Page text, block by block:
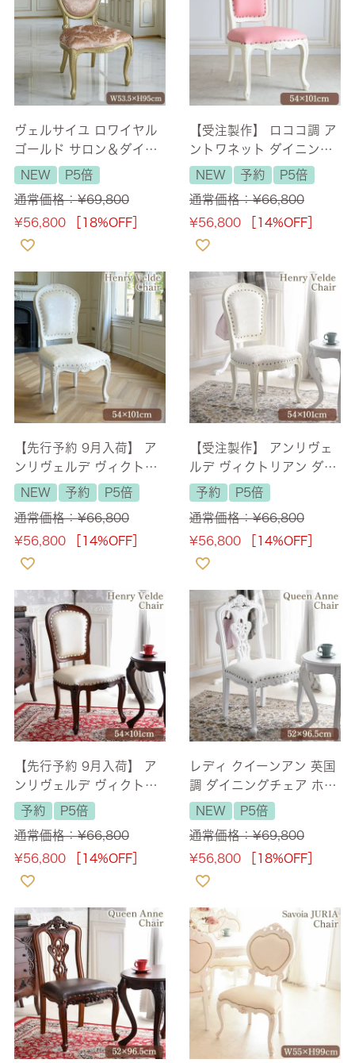
ヴェルサイユ ロワイヤル
ゴールド サロン＆ダイニ
ングチェア 【送料無料】
NEW
P5倍
通常価格：¥69,800
¥56,800 ［18%OFF］
【受注製作】 ロココ調 ア
ントワネット ダイニング
チェア エモーションピン
ク アイボリー 【送料無
料】
NEW 予約
P5倍
通常価格：¥66,800
¥56,800 ［14%OFF］
【先行予約 9月入荷】 ア
ンリヴェルデ ヴィクトリ
アン ダイニングチェア ホ
ワイト×アイボリー シャイ
ニーゴールド鋲 【送料無
料】
NEW 予約
P5倍
通常価格：¥66,800
¥56,800 ［14%OFF］
【受注製作】 アンリヴェ
ルデ ヴィクトリアン ダイ
ニングチェア ホワイト×ア
イボリー アンティークゴ
ールド鋲 【送料無料】
予約
P5倍
通常価格：¥66,800
¥56,800 ［14%OFF］
【先行予約 9月入荷】 ア
ンリヴェルデ ヴィクトリ
アン ダイニングチェア ヘ
リテージアイボリー ブラ
ウン 【送料無料】
予約
P5倍
通常価格：¥66,800
¥56,800 ［14%OFF］
レディ クイーンアン 英国
調 ダイニングチェア ホワ
イト 【送料無料】
NEW
P5倍
通常価格：¥69,800
¥56,800 ［18%OFF］